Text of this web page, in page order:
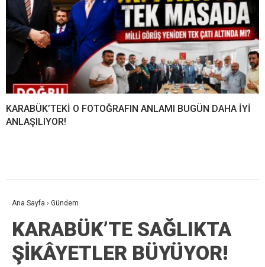
KARABÜK’TEKİ O FOTOĞRAFIN ANLAMI BUGÜN DAHA İYİ
ANLAŞILIYOR!
Ana Sayfa › Gündem
KARABÜK’TE SAĞLIKTA
ŞİKÂYETLER BÜYÜYOR!